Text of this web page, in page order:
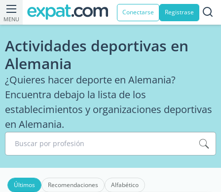
MENU
Conectarse Registrase
Actividades deportivas en
Alemania
¿Quieres hacer deporte en Alemania?
Encuentra debajo la lista de los
establecimientos y organizaciones deportivas
en Alemania.
Buscar por profesión
Últimos Recomendaciones Alfabético